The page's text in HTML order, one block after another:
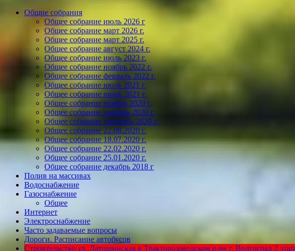
Общие собрания
Общее собрание июль 2026 г
Общее собрание март 2026 г.
Общее собрание март 2025 г.
Общее собрание август 2024 г.
Общее собрание июль 2023 г.
Общее собрание ноябрь 2022 г.
Общее собрание февраль 2022 г.
Общее собрание июль 2021 г.
Общее собрание июнь 2021 г.
Общее собрание ноябрь 2020 г.
Общее собрание октябрь 2020 г.
Общее собрание сентябрь 2020 г.
Общее собрание 22.08.2020 г.
Общее собрание 18.07.2020 г.
Общее собрание 22.02.2020 г.
Общее собрание 25.01.2020 г.
Общее собрание декабрь 2018 г
Полив на массивах
Водоснабжение
Газоснабжение
Общее
Интернет
Электроснабжение
Часто задаваемые вопросы
Дороги. Расписание автобусов
Строительство ул. Латошинская в Тракторозаводском р-не г. Волгоград 2 этап